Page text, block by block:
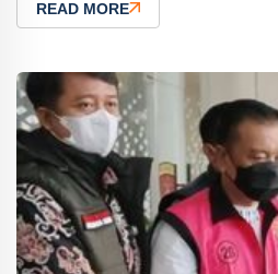
READ MORE